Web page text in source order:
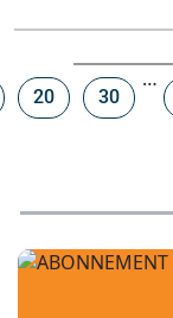
Navigation
dans
20 30
…